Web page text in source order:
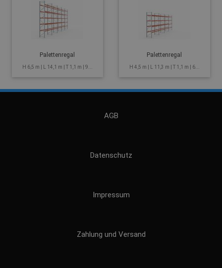
Palettenregal
H 6,5 m | L 14,1 m | T 1,1 m | 9...
Palettenregal
H 4,5 m | L 11,3 m | T 1,1 m | 6...
AGB
Datenschutz
Impressum
Zahlung und Versand